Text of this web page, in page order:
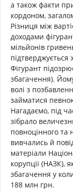
а також факти
кордоном,
Різниця між
доходами
мільйонів
Фігурант
збагачення).
волі з
займатися
Нагадаємо, під
зібрало
повноцінного та
вивчались й
матеріали
корупції (НАЗК),
збагачення у
188 млн грн.